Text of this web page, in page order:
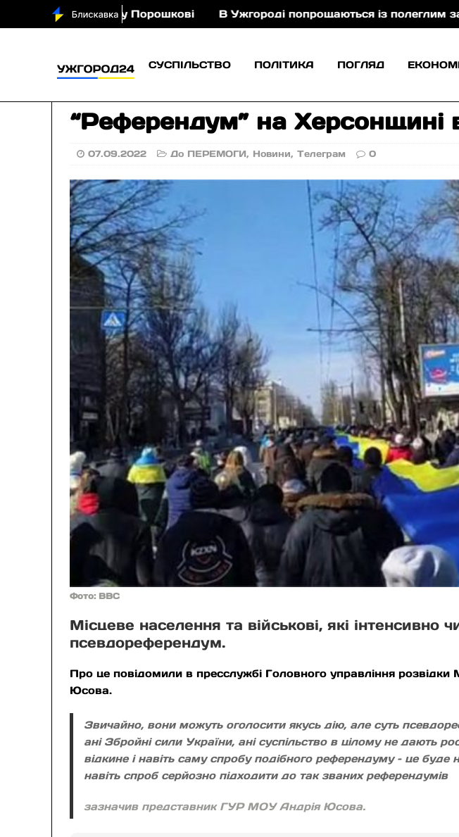
з кіньми у Порошкові В Ужгороді попрощаються із полеглим
СУСПІЛЬСТВО ПОЛІТИКА ПОГЛЯД
“Референдум” на Херсонщині
07.09.2022 До ПЕРЕМОГИ, Новини,Телеграм 0
Фото: BBC
Місцеве населення та військові, які
псевдореферендум.
Про це повідомили в пресслужбі Головного управління
Юсова.
Звичайно, вони можуть оголосити якусь дію, але суть
ані Збройні сили України, ані суспільство в цілому не дають
відкине і навіть саму спробу подібного референдуму – це
навіть спроб серйозно підходити до так званих референдумів
зазначив представник ГУР МОУ Андрія Юсова.